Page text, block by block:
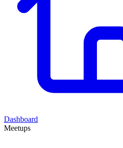
Dashboard
Meetups